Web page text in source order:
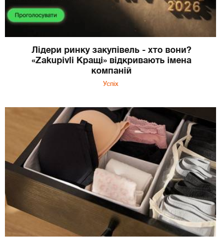
Лідери ринку закупівель - хто вони?
«Zakupivli Кращі» відкривають імена
компаній
Успіх